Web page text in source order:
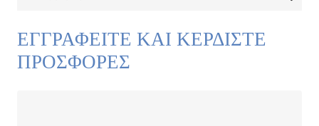
ΕΓΓΡΑΦΕΙΤΕ ΚΑΙ ΚΕΡΔΙΣΤΕ
ΠΡΟΣΦΟΡΕΣ